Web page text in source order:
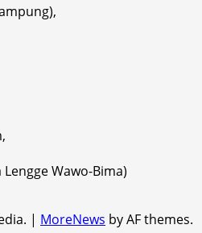
Wawo-Bima)
| MoreNews by AF themes.